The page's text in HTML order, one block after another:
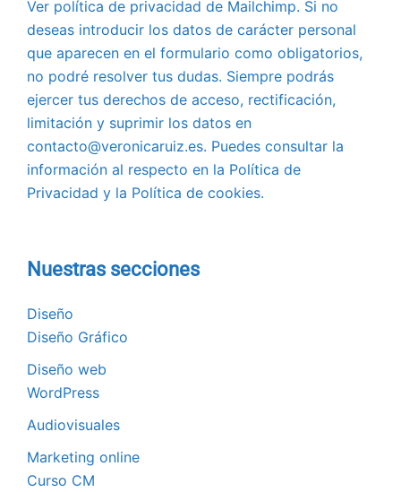
Ver política de privacidad de Mailchimp. Si no
deseas introducir los datos de carácter personal
que aparecen en el formulario como obligatorios,
no podré resolver tus dudas. Siempre podrás
ejercer tus derechos de acceso, rectificación,
limitación y suprimir los datos en
contacto@veronicaruiz.es. Puedes consultar la
información al respecto en la Política de
Privacidad y la Política de cookies.
Nuestras secciones
Diseño
Diseño Gráfico
Diseño web
WordPress
Audiovisuales
Marketing online
Curso CM